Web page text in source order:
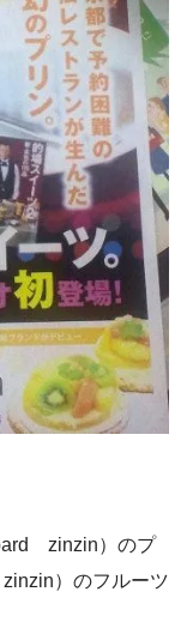
zinzin）のプ
）のフルーツ